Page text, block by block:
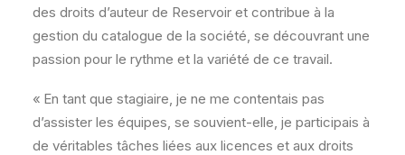
des droits d’auteur de Reservoir et contribue à la
gestion du catalogue de la société, se découvrant une
passion pour le rythme et la variété de ce travail.
« En tant que stagiaire, je ne me contentais pas
d’assister les équipes, se souvient-elle, je participais à
de véritables tâches liées aux licences et aux droits